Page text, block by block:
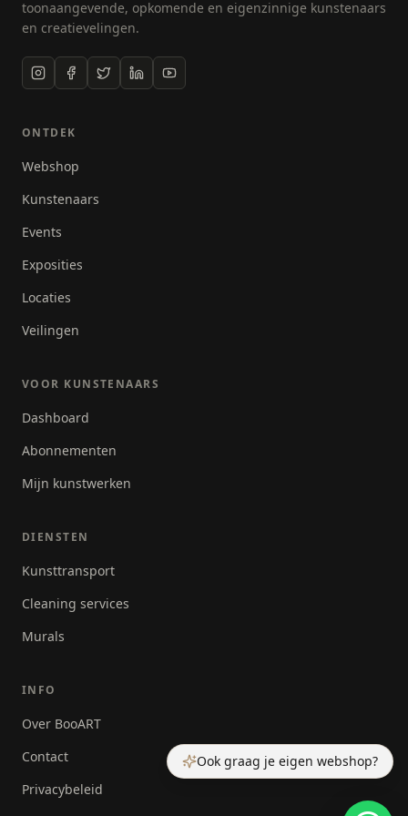
bevrijdende van schilderen. Even helemaal weg van
alledag. Kijken en doen, wat doet de verf, welke
vraag, wanneer stop je. van een ding ben ik
overtuigd en dat is dat iedereen het in zich heeft."
Ook graag je eigen webshop?
toonaangevende, opkomende en eigenzinnige kunstenaars
en creatievelingen.
ONTDEK
Webshop
Kunstenaars
Events
Exposities
Locaties
Veilingen
VOOR KUNSTENAARS
Dashboard
Abonnementen
Mijn kunstwerken
DIENSTEN
Kunsttransport
Cleaning services
Murals
INFO
Over BooART
Contact
Privacybeleid